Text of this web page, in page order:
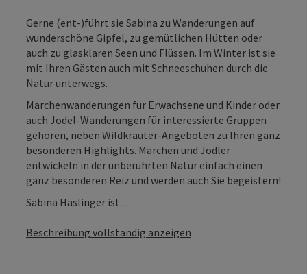
Gerne (ent-)führt sie Sabina zu Wanderungen auf
wunderschöne Gipfel, zu gemütlichen Hütten oder
auch zu glasklaren Seen und Flüssen. Im Winter ist sie
mit Ihren Gästen auch mit Schneeschuhen durch die
Natur unterwegs.
Märchenwanderungen für Erwachsene und Kinder oder
auch Jodel-Wanderungen für interessierte Gruppen
gehören, neben Wildkräuter-Angeboten zu Ihren ganz
besonderen Highlights. Märchen und Jodler
entwickeln in der unberührten Natur einfach einen
ganz besonderen Reiz und werden auch Sie begeistern!
Sabina Haslinger ist ...
Beschreibung vollständig anzeigen